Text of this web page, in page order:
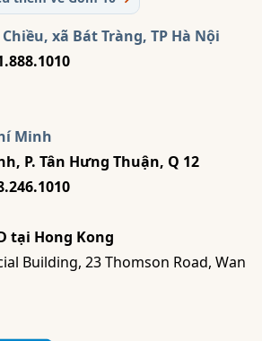
xã Bát Tràng, TP Hà Nội
Minh
P. Tân Hưng Thuận, Q 12
tại Hong Kong
Building, 23 Thomson Road, Wan